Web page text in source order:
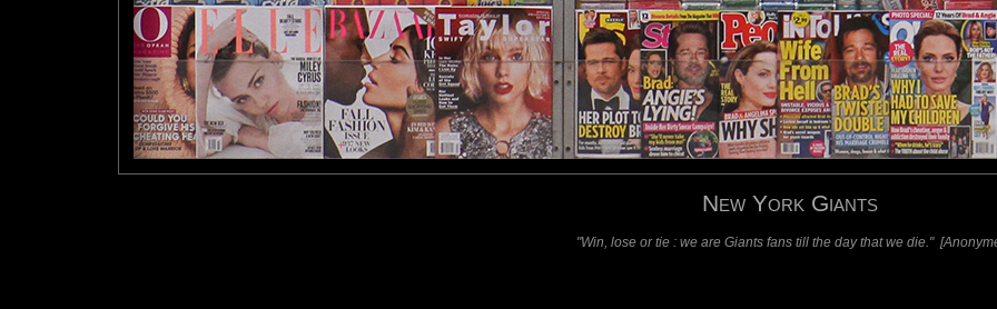
New York Giants
"Win, lose or tie : we are Giants fans till the day that we die."
Laisser un commentaire
Nom(requis)
E-mail(requis - ne sera pas affiché)
Site Web